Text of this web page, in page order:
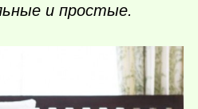
и простые.